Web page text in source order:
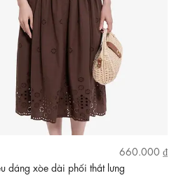
660.000 ₫
dáng xòe dài phối thắt lưng